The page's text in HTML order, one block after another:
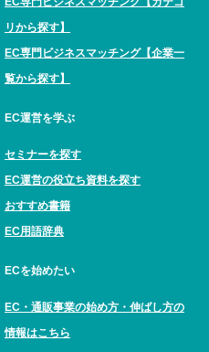
リから探す】
EC専門ビジネスマッチング【企業一
覧から探す】
EC運営を学ぶ
セミナーを探す
EC運営の役立ち資料を探す
おすすめ書籍
EC用語辞典
ECを始めたい
EC・通販事業の始め方・伸ばし方の
情報はこちら